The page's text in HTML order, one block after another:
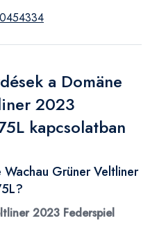
a Domäne
2023
kapcsolatban
Wachau Grüner Veltliner
2023 Federspiel